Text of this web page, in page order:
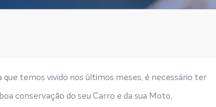
que temos vivido nos últimos meses, é necessário ter
conservação do seu Carro e da sua Moto,